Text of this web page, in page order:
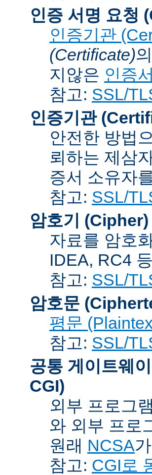
인증 서명 요청
인증기관
(Certificate)의
지않은 인증서
참고: SSL/
인증기관
안전한 방법
뢰하는 제삼
증서 소유자
참고: SSL/
암호기 (Cipher)
자료를 암호
IDEA, RC4
참고: SSL/
암호문
평문
참고: SSL/
공통 게이트웨
CGI)
외부 프로그
와 외부 프로
원래 NCSA
참고: CGI로